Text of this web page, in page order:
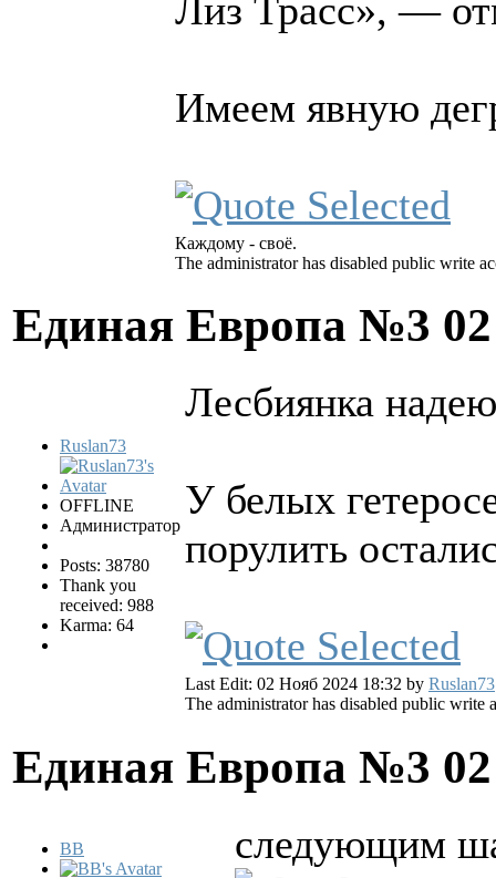
Лиз Трасс», —
Имеем явную
Каждому - своё.
The administrator has disabled public write
Единая Европа №3
Ruslan73
OFFLINE
Администратор
Posts: 38780
Thank you
received: 988
Karma: 64
Лесбиянка
У белых
порулить
Last Edit: 02 Нояб 2024 18:32 by Ruslan73
The administrator has disabled public write
Единая Европа №3
BB следующим